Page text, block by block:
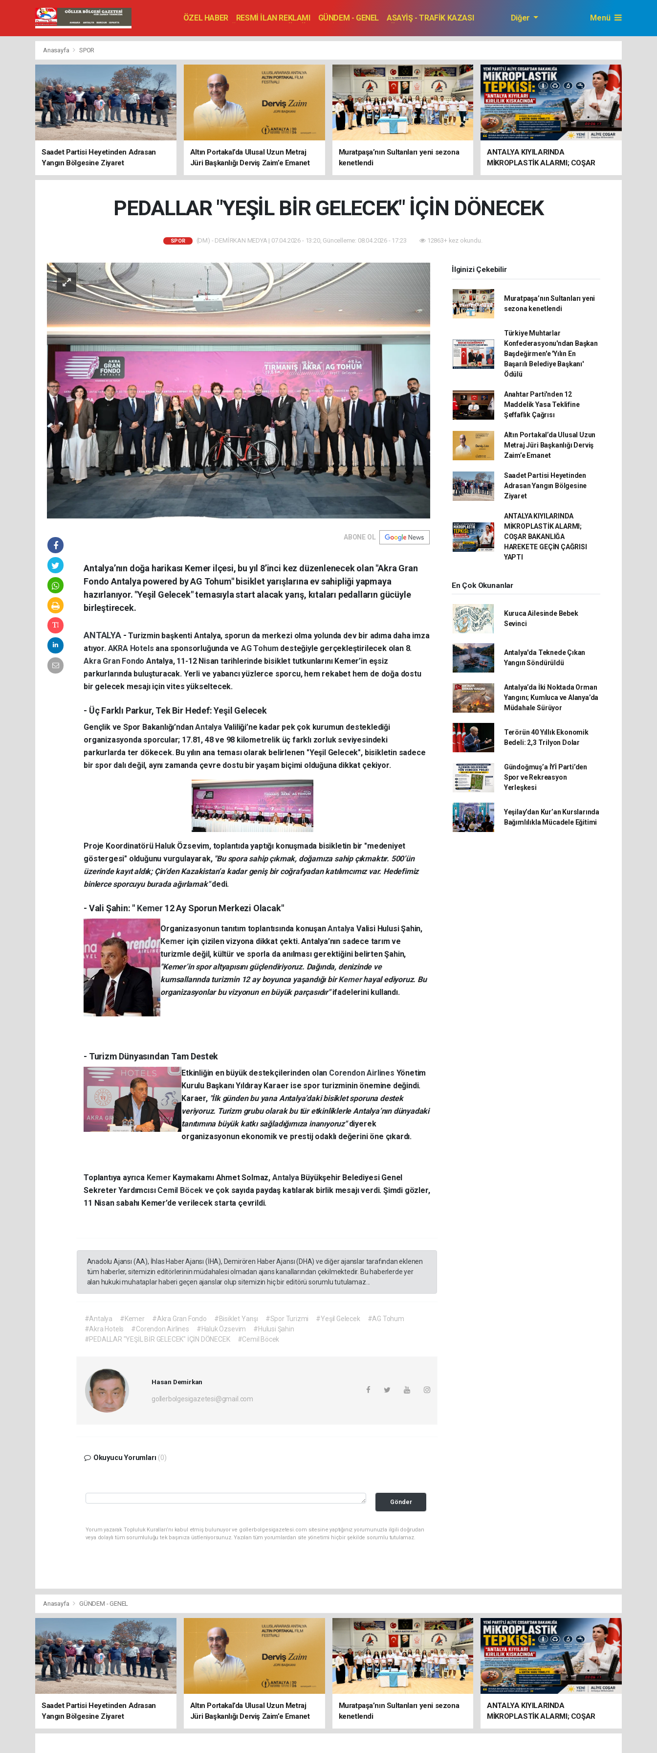
ÖZEL HABER RESMİ İLAN REKLAMI GÜNDEM - GENEL
ASAYİŞ - TRAFİK KAZASI
VEFAT EDENLER
TOPLANTI - DÜĞÜN
Diğer Menü
Anasayfa SPOR
Saadet Partisi Heyetinden Adrasan
Yangın Bölgesine Ziyaret
Altın Portakal’da Ulusal Uzun Metraj
Jüri Başkanlığı Derviş Zaim’e Emanet
Muratpaşa’nın Sultanları yeni sezona
kenetlendi
ANTALYA KIYILARINDA
MİKROPLASTİK ALARMI; COŞAR
BAKANLIĞA HAREKETE GEÇİN
PEDALLAR "YEŞİL BİR GELECEK" İÇİN DÖNECEK
SPOR (DM) - DEMİRKAN MEDYA | 07.04.2026 - 13:20, Güncelleme: 08.04.2026 - 17:23 12863+ kez okundu.
ABONE OL
Antalya’nın doğa harikası Kemer ilçesi, bu yıl 8’inci kez düzenlenecek olan "Akra Gran
Fondo Antalya powered by AG Tohum" bisiklet yarışlarına ev sahipliği yapmaya
hazırlanıyor. "Yeşil Gelecek" temasıyla start alacak yarış, kıtaları pedalların gücüyle
birleştirecek.
ANTALYA - Turizmin başkenti Antalya, sporun da merkezi olma yolunda dev bir adıma daha imza
atıyor. AKRA Hotels ana sponsorluğunda veAG Tohum desteğiyle gerçekleştirilecek olan 8.
Akra Gran FondoAntalya, 11-12 Nisan tarihlerinde bisiklet tutkunlarını Kemer’in eşsiz
parkurlarında buluşturacak. Yerli ve yabancı yüzlerce sporcu, hem rekabet hem de doğa dostu
bir gelecek mesajı için vites yükseltecek.
- Üç Farklı Parkur, Tek Bir Hedef: Yeşil Gelecek
Gençlik ve Spor Bakanlığı’ndanAntalya Valiliği’ne kadar pek çok kurumun desteklediği
organizasyonda sporcular; 17.81, 48 ve 98 kilometrelik üç farklı zorluk seviyesindeki
parkurlarda ter dökecek. Bu yılın ana teması olarak belirlenen "Yeşil Gelecek", bisikletin sadece
bir spor dalı değil, aynı zamanda çevre dostu bir yaşam biçimi olduğuna dikkat çekiyor.
Proje Koordinatörü Haluk Özsevim, toplantıda yaptığı konuşmada bisikletin bir "medeniyet
göstergesi" olduğunu vurgulayarak, "Bu spora sahip çıkmak, doğamıza sahip çıkmaktır. 500’ün
üzerinde kayıt aldık; Çin’den Kazakistan’a kadar geniş bir coğrafyadan katılımcımız var. Hedefimiz
binlerce sporcuyu burada ağırlamak"dedi.
- Vali Şahin: " Kemer 12 Ay Sporun Merkezi Olacak"
Organizasyonun tanıtım toplantısında konuşanAntalya Valisi Hulusi Şahin,
Kemer için çizilen vizyona dikkat çekti. Antalya’nın sadece tarım ve
turizmle değil, kültür ve sporla da anılması gerektiğini belirten Şahin,
"Kemer’in spor altyapısını güçlendiriyoruz. Dağında, denizinde ve
kumsallarında turizmin 12 ay boyunca yaşandığı birKemerhayal ediyoruz. Bu
organizasyonlar bu vizyonun en büyük parçasıdır"ifadelerini kullandı.
- Turizm Dünyasından Tam Destek
Etkinliğin en büyük destekçilerinden olan Corendon Airlines Yönetim
Kurulu Başkanı Yıldıray Karaer ise spor turizminin önemine değindi.
Karaer, "İlk günden bu yana Antalya’daki bisiklet sporuna destek
veriyoruz. Turizm grubu olarak bu tür etkinliklerle Antalya’nın dünyadaki
tanıtımına büyük katkı sağladığımıza inanıyoruz"diyerek
organizasyonun ekonomik ve prestij odaklı değerini öne çıkardı.
Toplantıya ayrıca Kemer Kaymakamı Ahmet Solmaz, Antalya Büyükşehir Belediyesi Genel
Sekreter Yardımcısı Cemil Böcek ve çok sayıda paydaş katılarak birlik mesajı verdi. Şimdi gözler,
11 Nisan sabahı Kemer’de verilecek starta çevrildi.
Anadolu Ajansı (AA), İhlas Haber Ajansı (İHA), Demirören Haber Ajansı (DHA) ve diğer ajanslar tarafından eklenen
tüm haberler, sitemizin editörlerinin müdahalesi olmadan ajans kanallarından çekilmektedir. Bu haberlerde yer
alan hukuki muhataplar haberi geçen ajanslar olup sitemizin hiç bir editörü sorumlu tutulamaz...
#Antalya #Kemer #Akra Gran Fondo #Bisiklet Yarışı #Spor Turizmi #Yeşil Gelecek
#AG Tohum
#Akra Hotels
#Corendon Airlines #Haluk Özsevim
#Hulusi Şahin
#PEDALLAR "YEŞİL BİR GELECEK" İÇİN DÖNECEK
#Cemil Böcek
Hasan Demirkan
gollerbolgesigazetesi@gmail.com
Okuyucu Yorumları (0)
Gönder
Yorum yazarak Topluluk Kuralları’nı kabul etmiş bulunuyor ve gollerbolgesigazetesi.com sitesine yaptığınız yorumunuzla ilgili doğrudan
veya dolaylı tüm sorumluluğu tek başınıza üstleniyorsunuz. Yazılan tüm yorumlardan site yönetimi hiçbir şekilde sorumlu tutulamaz.
İlginizi Çekebilir
Muratpaşa’nın Sultanları yeni
sezona kenetlendi
Türkiye Muhtarlar
Konfederasyonu'ndan Başkan
Başdeğirmen'e 'Yılın En
Başarılı Belediye Başkanı'
Ödülü
Anahtar Parti'nden 12
Maddelik Yasa Teklifine
Şeffaflık Çağrısı
Altın Portakal’da Ulusal Uzun
Metraj Jüri Başkanlığı Derviş
Zaim’e Emanet
Saadet Partisi Heyetinden
Adrasan Yangın Bölgesine
Ziyaret
ANTALYA KIYILARINDA
MİKROPLASTİK ALARMI;
COŞAR BAKANLIĞA
HAREKETE GEÇİN ÇAĞRISI
YAPTI
En Çok Okunanlar
Kuruca Ailesinde Bebek
Sevinci
Antalya'da Teknede Çıkan
Yangın Söndürüldü
Antalya’da İki Noktada Orman
Yangını; Kumluca ve Alanya’da
Müdahale Sürüyor
Terörün 40 Yıllık Ekonomik
Bedeli: 2,3 Trilyon Dolar
Gündoğmuş’a İYİ Parti’den
Spor ve Rekreasyon
Yerleşkesi
Yeşilay’dan Kur’an Kurslarında
Bağımlılıkla Mücadele Eğitimi
Anasayfa GÜNDEM - GENEL
Saadet Partisi Heyetinden Adrasan
Yangın Bölgesine Ziyaret
Altın Portakal’da Ulusal Uzun Metraj
Jüri Başkanlığı Derviş Zaim’e Emanet
Muratpaşa’nın Sultanları yeni sezona
kenetlendi
ANTALYA KIYILARINDA
MİKROPLASTİK ALARMI; COŞAR
BAKANLIĞA HAREKETE GEÇİN